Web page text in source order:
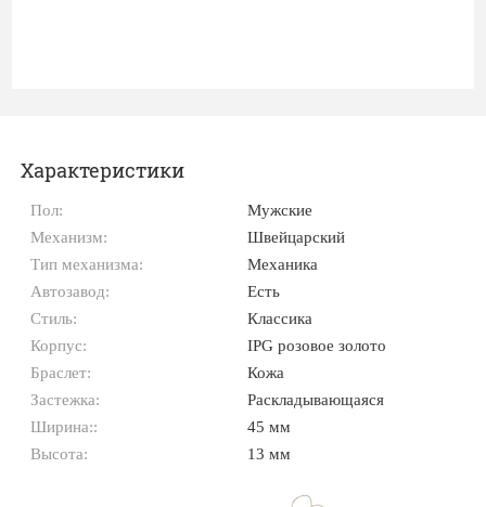
Характеристики
Пол:
Мужские
Механизм:
Швейцарский
Тип механизма:
Механика
Автозавод:
Есть
Стиль:
Классика
Корпус:
IPG розовое золото
Браслет:
Кожа
Застежка:
Раскладывающаяся
Ширина::
45 мм
Высота:
13 мм